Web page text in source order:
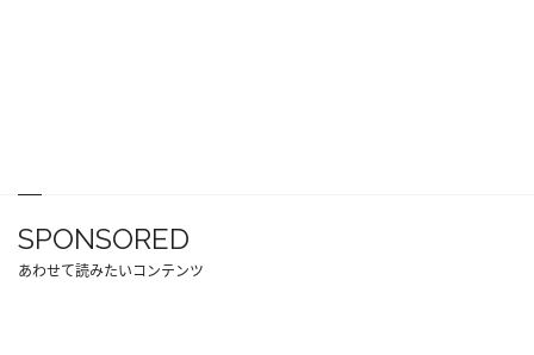
SPONSORED
あわせて読みたいコンテンツ